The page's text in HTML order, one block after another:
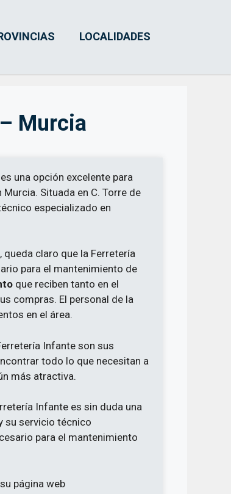
LOCALIDADES
Murcia
una opción excelente para
Situada en C. Torre de
especializado en
claro que la Ferretería
para el mantenimiento de
que reciben tanto en el
compras. El personal de la
en el área.
Infante son sus
todo lo que necesitan a
más atractiva.
Infante es sin duda una
su servicio técnico
para el mantenimiento
página web